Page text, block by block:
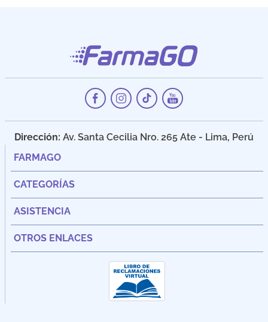
Dirección: Av. Santa Cecilia Nro. 265 Ate - Lima, Perú
FARMAGO
CATEGORÍAS
ASISTENCIA
OTROS ENLACES